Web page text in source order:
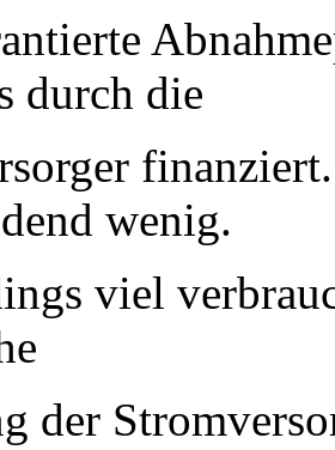
durch die
wenig.
viel
der